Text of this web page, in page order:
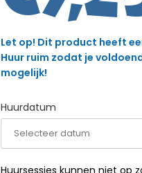
Let op! Dit product heeft
Huur ruim zodat je
mogelijk!
Huurdatum
Huursessies kunnen niet op